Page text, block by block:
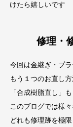
けたら嬉しいです
修理・
今回は金継ぎ・プ
もう１つのお直し
「合成樹脂直し」
このブログでは様
どれも修理跡を極